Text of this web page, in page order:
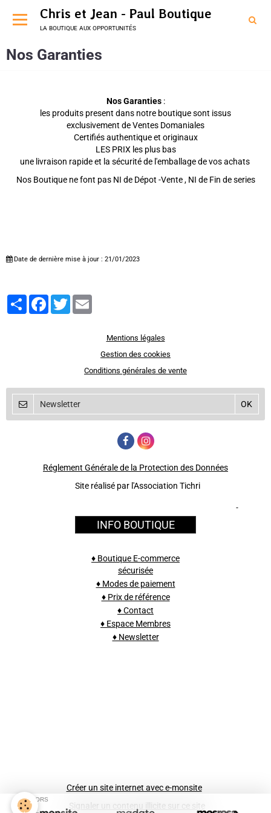
Chris et Jean - Paul Boutique
la boutique aux opportunités
Nos Garanties
Nos Garanties :
les produits present dans notre boutique sont issus
exclusivement de Ventes Domaniales
Certifiés authentique et originaux
LES PRIX les plus bas
une livraison rapide et la sécurité de l'emballage de vos achats
Nos Boutique ne font pas NI de Dépot -Vente , NI de Fin de series
Date de dernière mise à jour : 21/01/2023
PartagerFacebook
Twitter
Mentions légales
Gestion des cookies
Conditions générales de vente
Réglement Générale de la Protection des Données
Site réalisé par l'Association Tichri
INFO BOUTIQUE
♦ Boutique E-commerce
sécurisée
♦ Modes de paiement
♦ Prix de référence
♦ Contact
♦ Espace Membres
♦ Newsletter
Créer un site internet avec e-monsite
Signaler un contenu illicite sur ce site
SPONSORS